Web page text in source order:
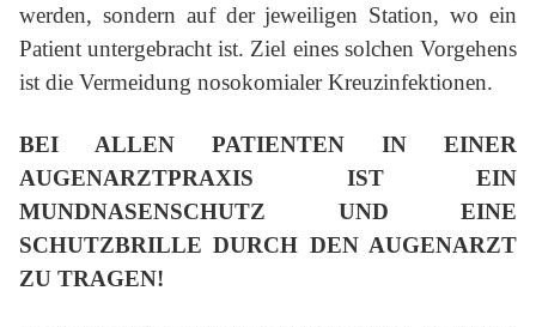
werden, sondern auf der jeweiligen Station, wo ein
Patient untergebracht ist. Ziel eines solchen Vorgehens
ist die Vermeidung nosokomialer Kreuzinfektionen.
BEI ALLEN PATIENTEN IN EINER
AUGENARZTPRAXIS IST EIN
MUNDNASENSCHUTZ UND EINE
SCHUTZBRILLE DURCH DEN AUGENARZT
ZU TRAGEN!